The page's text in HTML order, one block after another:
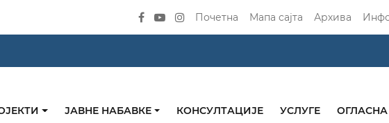
Почетна Мапа сајта Архива
ЈАВНЕ НАБАВКЕ КОНСУЛТАЦИЈЕ УСЛУГЕ